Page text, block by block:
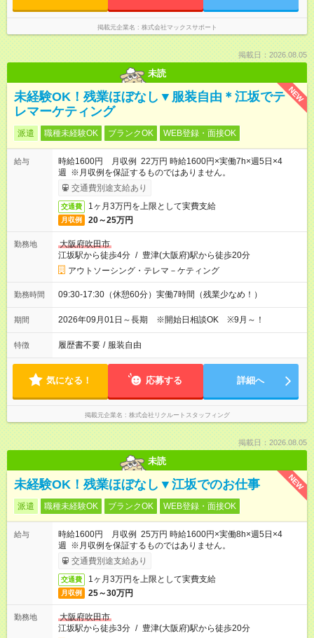
掲載元企業名 株式会社マックスサポート
掲載日：2026.08.05
未読
NEW
未経験OK！残業ほぼなし▼服装自由＊江坂でテ
レマーケティング
派遣 職種未経験OK ブランクOK WEB登録・面接OK
給与
時給1600円 月収例 22万円 時給1600円×実働7h×週5日×4
週 ※月収例を保証するものではありません。
交通費別途支給あり
交通費 1ヶ月3万円を上限として実費支給
月収例 20～25万円
勤務地
大阪府吹田市
江坂駅から徒歩4分 / 豊津(大阪府)駅から徒歩20分
アウトソーシング・テレマ－ケティング
勤務時間 09:30-17:30（休憩60分）実働7時間（残業少なめ！）
期間 2026年09月01日～長期 ※開始日相談OK ※9月～！
特徴 履歴書不要 / 服装自由
気になる！ 応募する 詳細へ
掲載元企業名 株式会社リクルートスタッフィング
掲載日：2026.08.05
未読
NEW
未経験OK！残業ほぼなし▼江坂でのお仕事
派遣 職種未経験OK ブランクOK WEB登録・面接OK
給与
時給1600円 月収例 25万円 時給1600円×実働8h×週5日×4
週 ※月収例を保証するものではありません。
交通費別途支給あり
交通費 1ヶ月3万円を上限として実費支給
月収例 25～30万円
勤務地
大阪府吹田市
江坂駅から徒歩3分 / 豊津(大阪府)駅から徒歩20分